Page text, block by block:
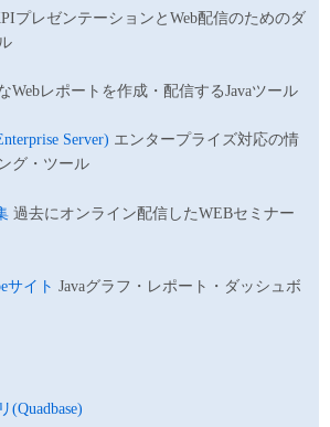
プレゼンテーションとWeb配信のためのダ
Webレポートを作成・配信するJavaツール
Server) エンタープライズ対応の情
グ・ツール
過去にオンライン配信したWEBセミナー
サイト Javaグラフ・レポート・ダッシュボ
(Quadbase)